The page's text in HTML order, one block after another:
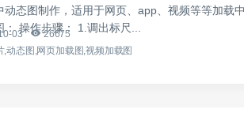
动态图制作，适用于网页、app、视频等等加载
操作步骤： 1.调出标尺...
03
26675
,动态图,网页加载图,视频加载图